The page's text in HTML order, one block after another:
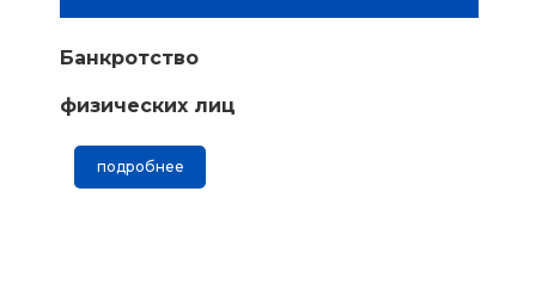
Банкротство
физических лиц
подробнее